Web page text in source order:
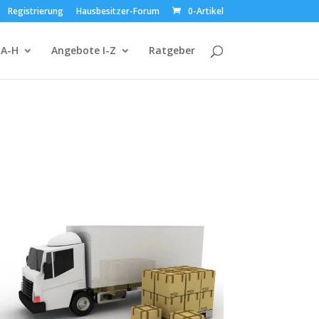
Registrierung Hausbesitzer-Forum 0-Artikel
H Angebote I-Z Ratgeber